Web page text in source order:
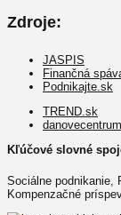
Zdroje:
JASPIS
Finančná
Podnikajte.sk
TREND.sk
Kľúčové slovné
Sociálne podnikanie,
Kompenzačné